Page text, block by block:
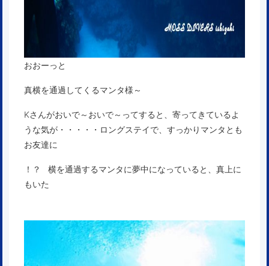
おおーっと
真横を通過してくるマンタ様～
Kさんがおいで～おいで～ってすると、寄ってきているよ
うな気が・・・・・ロングステイで、すっかりマンタとも
お友達に
！？ 横を通過するマンタに夢中になっていると、真上に
もいた